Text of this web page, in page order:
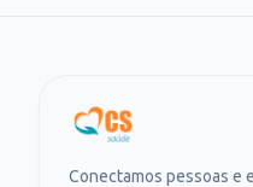
Conectamos pessoas e